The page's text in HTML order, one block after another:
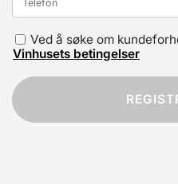
Ved å søke om
Vinhusets betingelser